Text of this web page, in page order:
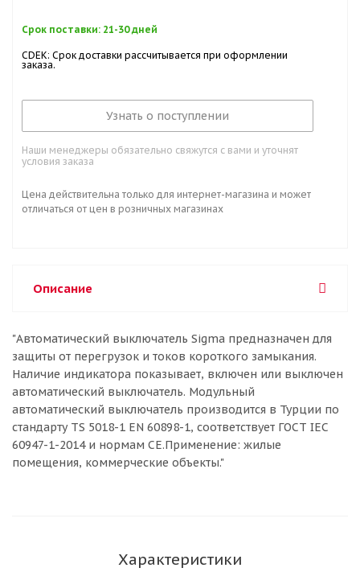
Срок поставки: 21-30 дней
CDEK: Срок доставки рассчитывается при оформлении
заказа.
Узнать о поступлении
Наши менеджеры обязательно свяжутся с вами и уточнят
условия заказа
Цена действительна только для интернет-магазина и может
отличаться от цен в розничных магазинах
Описание
"Автоматический выключатель Sigma предназначен для
защиты от перегрузок и токов короткого замыкания.
Наличие индикатора показывает, включен или выключен
автоматический выключатель. Модульный
автоматический выключатель производится в Турции по
стандарту TS 5018-1 EN 60898-1, соответствует ГОСТ IEC
60947-1-2014 и нормам CE.Применение: жилые
помещения, коммерческие объекты."
Характеристики